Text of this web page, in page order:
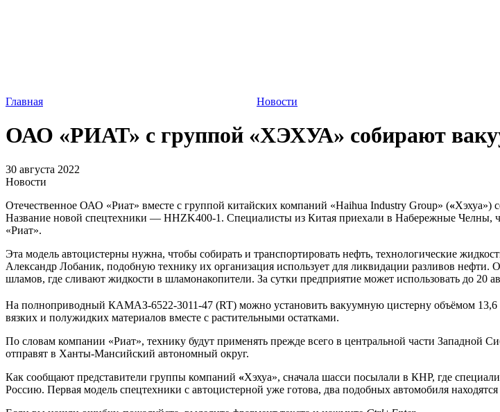
Главная Новости
ОАО «РИАТ» с группой «ХЭХУА» собирают
30 августа 2022
Новости
Отечественное ОАО «Риат» вместе с группой китайских компаний «Haihua Industry Group» («Хэхуа»)
Название новой спецтехники — HHZK400-1. Специалисты из Китая приехали в Набережные Челны,
«Риат».
Эта модель автоцистерны нужна, чтобы собирать и транспортировать нефть, технологические
Александр Лобаник, подобную технику их организация использует для ликвидации разливов
шламов, где сливают жидкости в шламонакопители. За сутки предприятие может использовать до 20
На полноприводный КАМАЗ-6522-3011-47 (RT) можно установить вакуумную цистерну объёмом 13,6
вязких и полужидких материалов вместе с растительными остатками.
По словам компании «Риат», технику будут применять прежде всего в центральной части Западной
отправят в Ханты-Мансийский автономный округ.
Как сообщают представители группы компаний «Хэхуа», сначала шасси посылали в КНР, где
Россию. Первая модель спецтехники с автоцистерной уже готова, два подобных автомобиля находятся